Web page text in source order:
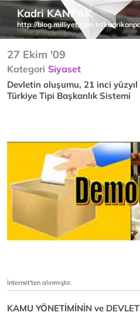
Kadri KANPAK
http://blog.milliyet.com.tr/
27 Ekim '09
Kategori Siyaset
Devletin oluşumu, 21 inci
Türkiye Tipi Başkanlık Sistemi
İnternet'ten alınmıştır.
KAMU YÖNETİMİNİN ve